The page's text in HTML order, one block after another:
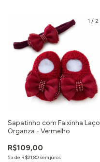
1 / 2
Sapatinho com Faixinha Laço
Organza - Vermelho
R$109,00
5xde R$21,80 sem juros